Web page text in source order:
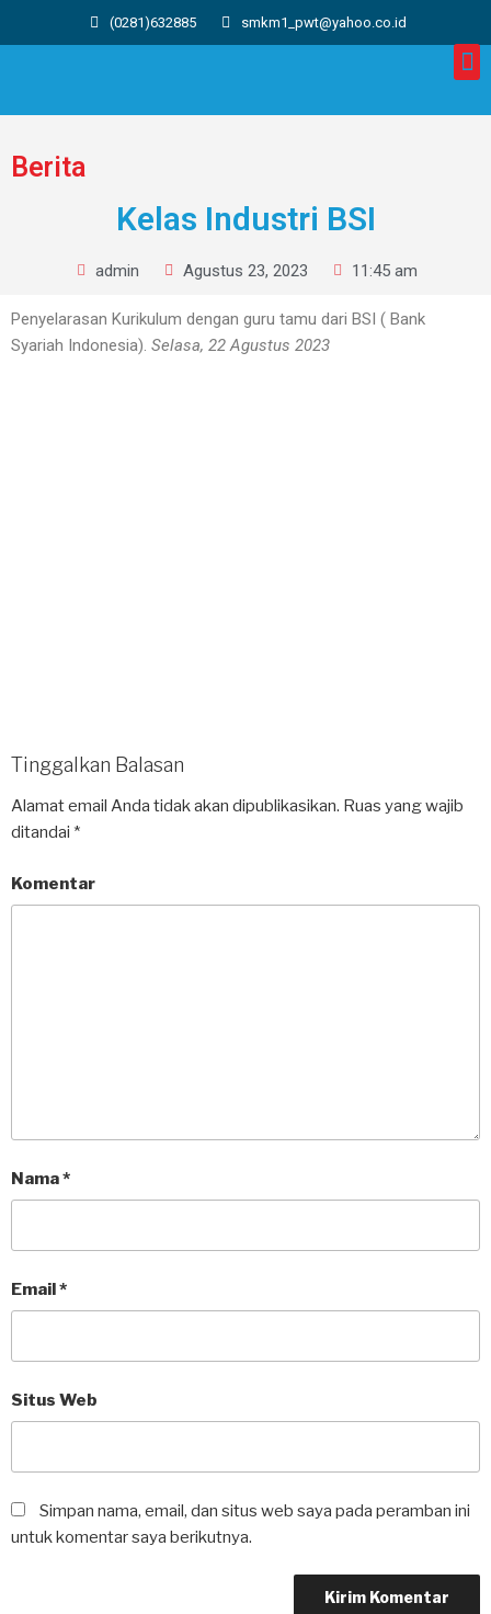
(0281)632885 smkm1_pwt@yahoo.co.id
Berita
Kelas Industri BSI
admin Agustus 23, 2023 11:45 am
Penyelarasan Kurikulum dengan guru tamu dari BSI ( Bank
Syariah Indonesia). Selasa, 22 Agustus 2023
Tinggalkan Balasan
Alamat email Anda tidak akan dipublikasikan. Ruas yang wajib
ditandai *
Komentar
Nama*
Email*
Situs Web
Simpan nama, email, dan situs web saya pada peramban ini
untuk komentar saya berikutnya.